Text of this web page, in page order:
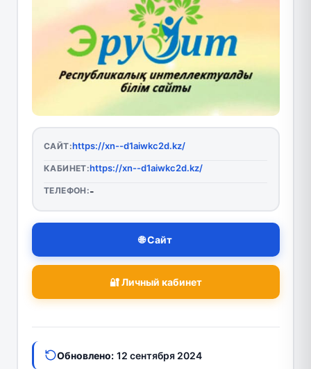
САЙТ:https://xn--d1aiwkc2d.kz/
КАБИНЕТ:https://xn--d1aiwkc2d.kz/
ТЕЛЕФОН:-
🌐 Сайт
🔐 Личный кабинет
Обновлено: 12 сентября 2024